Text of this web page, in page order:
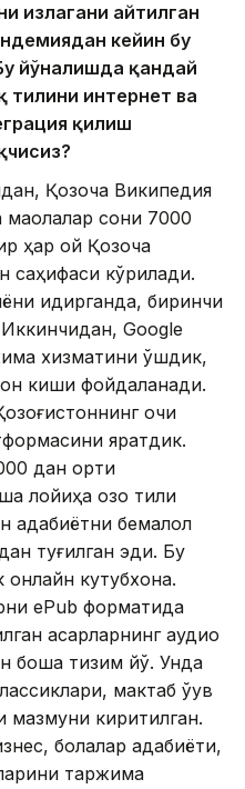
излагани айтилган
кейин бу
йўналишда қандай
тилини интернет ва
қилиш
Қозоқча Википедия
сони 7000
ҳар ой Қозоқча
саҳифаси кўрилади.
қидирганда, биринчи
Google
хизматини қўшдик,
киши фойдаланади.
очиқ
яратдик.
дан ортиқ
лойиҳа қозоқ тили
адабиётни бемалол
туғилган эди. Бу
онлайн кутубхона.
ePub форматида
асарларнинг аудио
бошқа тизим йўқ. Унда
мактаб ўқув
мазмуни киритилган.
болалар адабиёти,
таржима